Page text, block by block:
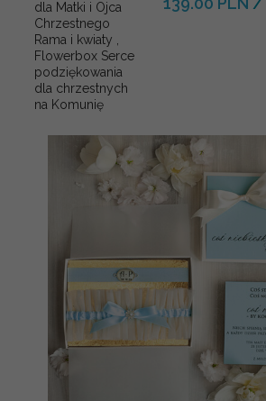
dla Matki i Ojca
Chrzestnego
Rama i kwiaty ,
Flowerbox Serce
podziękowania
dla chrzestnych
na Komunię